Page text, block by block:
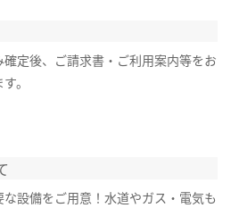
確定後、ご請求書・ご利用案内等をお
。
な設備をご用意！水道やガス・電気も